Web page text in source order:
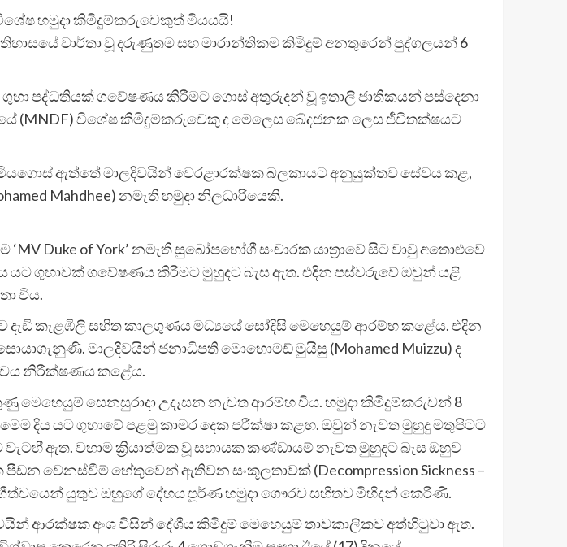
හමුදා කිමිදුම්කරුවෙකුත් මියයයි!
වාර්තා වූ දරුණුතම සහ මාරාන්තිකම කිමිදුම් අනතුරෙන් පුද්ගලයන් 6
පද්ධතියක් ගවේෂණය කිරීමට ගොස් අතුරුදන් වූ ඉතාලි ජාතිකයන් පස්දෙනා
(MNDF) විශේෂ කිමිදුම්කරුවෙකු ද මෙලෙස ඛේදජනක ලෙස ජීවිතක්ෂයට
ඇත්තේ මාලදිවයින් වෙරළාරක්ෂක බලකායට අනුයුක්තව සේවය කළ,
Mahdhee) නමැති හමුදා නිලධාරියෙකි.
Duke of York’ නමැති සුඛෝපභෝගී සංචාරක යාත්‍රාවේ සිට වාවු අතොළුවේ
දිය යට ගුහාවක් ගවේෂණය කිරීමට මුහුදට බැස ඇත. එදින පස්වරුවේ ඔවුන් යළි
විය.
දැඩි කැළඹිලි සහිත කාලගුණය මධ්‍යයේ සෝදිසි මෙහෙයුම් ආරම්භ කළේය. එදින
මාලදිවයින් ජනාධිපති මොහොමඩ් මුයිසු (Mohamed Muizzu) ද
නිරීක්ෂණය කළේය.
මෙහෙයුම් සෙනසුරාදා උදෑසන නැවත ආරම්භ විය. හමුදා කිමිදුම්කරුවන් 8
දිය යට ගුහාවේ පළමු කාමර දෙක පරීක්ෂා කළහ. ඔවුන් නැවත මුහුදු මතුපිටට
ඇත. වහාම ක්‍රියාත්මක වූ සහායක කණ්ඩායම් නැවත මුහුදට බැස ඔහුව
වෙනස්වීම් හේතුවෙන් ඇතිවන සංකූලතාවක් (Decompression Sickness –
යුතුව ඔහුගේ දේහය පූර්ණ හමුදා ගෞරව සහිතව මිහිදන් කෙරිණි.
ආරක්ෂක අංශ විසින් දේශීය කිමිදුම් මෙහෙයුම් තාවකාලිකව අත්හිටුවා ඇත.